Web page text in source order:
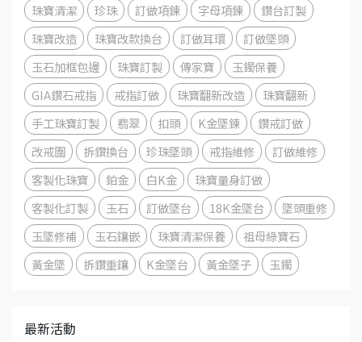
珠寶清潔
珍珠 訂做項鍊 字母項鍊
鑽台訂製
珠寶改造
珠寶改款換台 訂做耳環
訂做墜頭
玉石加框包邊
珠寶訂製 傳家寶
玉鐲保養
GIA鑽石戒指
戒指訂做 珠寶翻新改造
珠寶翻新
手工珠寶訂製
翡翠 扣頭 K金墜鍊
鑽戒訂做
改戒圍
拆鑽換台 珍珠墜頭 戒指維修
訂做維修
客製化珠寶
鉑金 白K金
珠寶量身訂做
客製化訂製
玉石 訂做墜台 18K金墜台
墜頭重修
玉墜修補
玉石鑲嵌 珠寶清潔保養
祖母綠寶石
黃金墜
拆鑽重鑲 K金墜台 黃金墜子 玉鐲
最新活動